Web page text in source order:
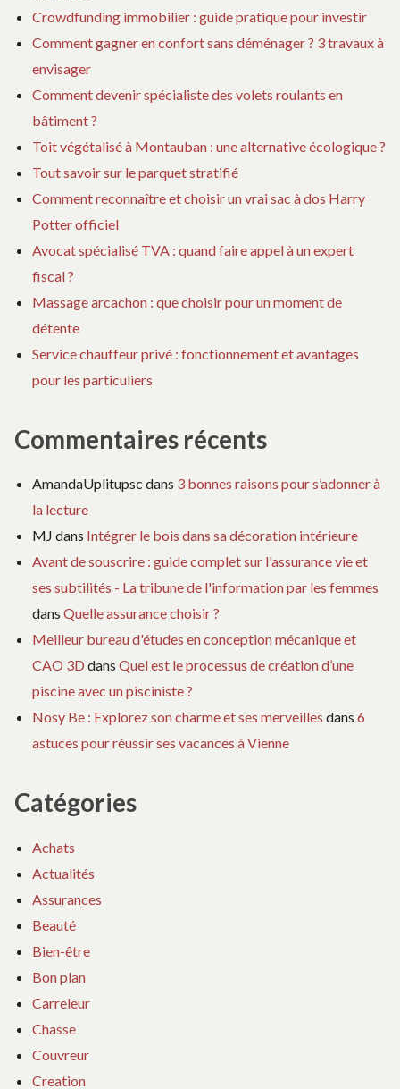
Crowdfunding immobilier : guide pratique pour investir
Comment gagner en confort sans déménager ? 3 travaux à
envisager
Comment devenir spécialiste des volets roulants en
bâtiment ?
Toit végétalisé à Montauban : une alternative écologique ?
Tout savoir sur le parquet stratifié
Comment reconnaître et choisir un vrai sac à dos Harry
Potter officiel
Avocat spécialisé TVA : quand faire appel à un expert
fiscal ?
Massage arcachon : que choisir pour un moment de
détente
Service chauffeur privé : fonctionnement et avantages
pour les particuliers
Commentaires récents
AmandaUplitupsc dans 3 bonnes raisons pour s’adonner à
la lecture
MJ dans Intégrer le bois dans sa décoration intérieure
Avant de souscrire : guide complet sur l'assurance vie et
ses subtilités - La tribune de l'information par les femmes
dans Quelle assurance choisir ?
Meilleur bureau d'études en conception mécanique et
CAO 3D dans Quel est le processus de création d’une
piscine avec un pisciniste ?
Nosy Be : Explorez son charme et ses merveilles dans 6
astuces pour réussir ses vacances à Vienne
Catégories
Achats
Actualités
Assurances
Beauté
Bien-être
Bon plan
Carreleur
Chasse
Couvreur
Creation